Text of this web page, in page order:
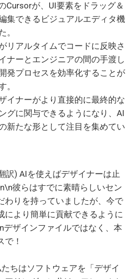
Cursorが、UI要素をドラッグ＆
集できるビジュアルエディタ機
。
リアルタイムでコードに反映さ
ナーとエンジニアの間の手渡し
発プロセスを効率化することが
。
イナーがより直接的に最終的な
グに関与できるようになり、AI
新たな形として注目を集めてい
訳) AIを使えばデザイナーは止
彼らはすでに素晴らしいセン
わりを持っていましたが、今で
により簡単に貢献できるように
ザインファイルではなく、本
で！
ちはソフトウェアを「デザイ